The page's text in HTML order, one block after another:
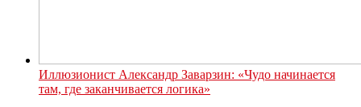
Иллюзионист Александр Заварзин: «Чудо начинается
там, где заканчивается логика»